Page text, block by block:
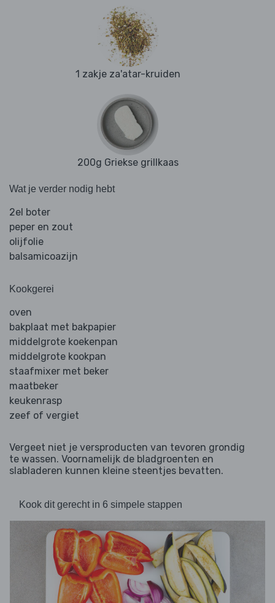
1 zakje za'atar-kruiden
200g Griekse grillkaas
Wat je verder nodig hebt
2el boter
peper en zout
olijfolie
balsamicoazijn
Kookgerei
oven
bakplaat met bakpapier
middelgrote koekenpan
middelgrote kookpan
staafmixer met beker
maatbeker
keukenrasp
zeef of vergiet
Vergeet niet je versproducten van tevoren grondig
te wassen. Voornamelijk de bladgroenten en
slabladeren kunnen kleine steentjes bevatten.
Kook dit gerecht in 6 simpele stappen